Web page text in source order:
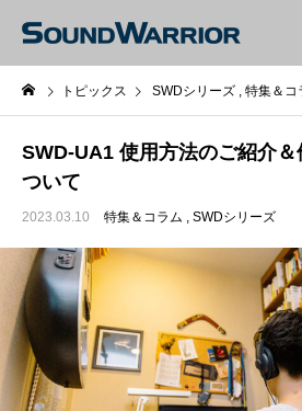
トピックス SWDシリーズ 特集＆コ
SWD-UA1 使用方法のご紹介
ついて
2023.03.10 特集＆コラム SWDシリーズ